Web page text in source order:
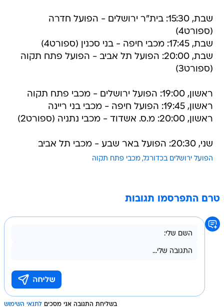
שבת, 15:30: בית"ר ירושלים - הפועל חדרה
(ספורט4)
שבת, 17:45: מכבי חיפה - בני סכנין (ספורט4)
שבת, 20:00: הפועל תל אביב - הפועל פתח תקוה
(ספורט3)
ראשון, 19:00: הפועל ירושלים - מכבי פתח תקוה
ראשון, 19:45: הפועל חיפה - מכבי בני ריינה
ראשון, 20:00: מ.ס. אשדוד - מכבי נתניה (ספורט2)
שני, 20:30: הפועל באר שבע - מכבי תל אביב
הפועל ירושלים בכדורגל מכבי פתח תקוה
טרם התפרסמו תגובות
בשליחת התגובה אני מסכים לתנאי השימוש